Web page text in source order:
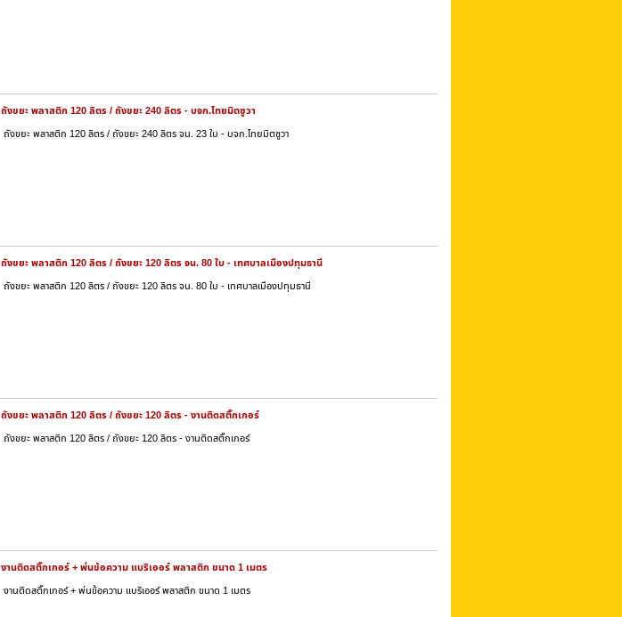
ถังขยะ พลาสติก 120 ลิตร / ถังขยะ 240 ลิตร - บจก.ไทยมิตซูวา
ถังขยะ พลาสติก 120 ลิตร / ถังขยะ 240 ลิตร จน. 23 ใบ - บจก.ไทยมิตซูวา
ถังขยะ พลาสติก 120 ลิตร / ถังขยะ 120 ลิตร จน. 80 ใบ - เทศบาลเมืองปทุมธานี
ถังขยะ พลาสติก 120 ลิตร / ถังขยะ 120 ลิตร จน. 80 ใบ - เทศบาลเมืองปทุมธานี
ถังขยะ พลาสติก 120 ลิตร / ถังขยะ 120 ลิตร - งานติดสติ๊กเกอร์
ถังขยะ พลาสติก 120 ลิตร / ถังขยะ 120 ลิตร - งานติดสติ๊กเกอร์
งานติดสติ๊กเกอร์ + พ่นข้อความ แบริเออร์ พลาสติก ขนาด 1 เมตร
งานติดสติ๊กเกอร์ + พ่นข้อความ แบริเออร์ พลาสติก ขนาด 1 เมตร